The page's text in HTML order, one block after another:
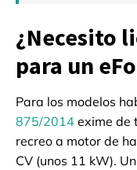
¿Necesito
para un
Para los modelos
875/2014 exime de
recreo a motor de
CV (unos 11 kW).